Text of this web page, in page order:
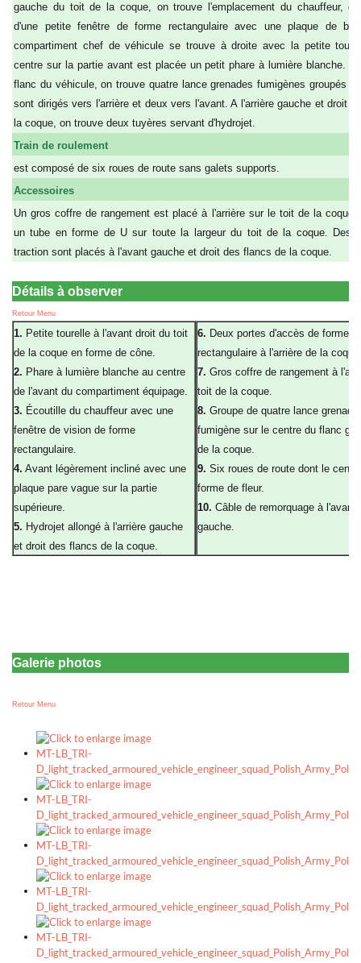
gauche du toit de la coque, on trouve l'emplacement du chauffeur,
d'une petite fenêtre de forme rectangulaire avec une plaque de
compartiment chef de véhicule se trouve à droite avec la petite
centre sur la partie avant est placée un petit phare à lumière blanche.
flanc du véhicule, on trouve quatre lance grenades fumigènes groupés ,
sont dirigés vers l'arrière et deux vers l'avant. A l'arrière gauche et droit
la coque, on trouve deux tuyères servant d'hydrojet.
Train de roulement
est composé de six roues de route sans galets supports.
Accessoires
Un gros coffre de rangement est placé à l'arrière sur le toit de la coque,
un tube en forme de U sur toute la largeur du toit de la coque. Des
traction sont placés à l'avant gauche et droit des flancs de la coque.
Détails à observer
Retour Menu
1. Petite tourelle à l'avant droit du toit
de la coque en forme de cône.
2. Phare à lumière blanche au centre
de l'avant du compartiment équipage.
3. Écoutille du chauffeur avec une
fenêtre de vision de forme
rectangulaire.
4. Avant légèrement incliné avec une
plaque pare vague sur la partie
supérieure.
5. Hydrojet allongé à l'arrière gauche
et droit des flancs de la coque.
6. Deux portes d'accès de forme
rectangulaire à l'arrière de la
7. Gros coffre de rangement à
toit de la coque.
8. Groupe de quatre lance
fumigène sur le centre du flanc
de la coque.
9. Six roues de route dont le
forme de fleur.
10. Câble de remorquage à l'avant
gauche.
Galerie photos
Retour Menu